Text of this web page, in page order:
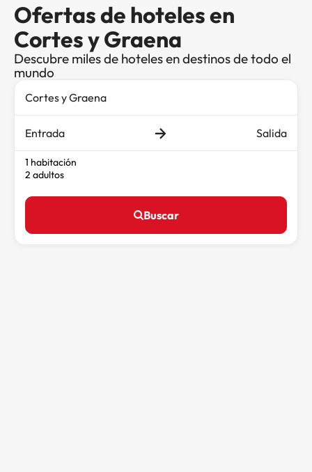
Ofertas de hoteles en
Cortes y Graena
Descubre miles de hoteles en destinos de todo el
mundo
Entrada Salida
1 habitación
2 adultos
Buscar